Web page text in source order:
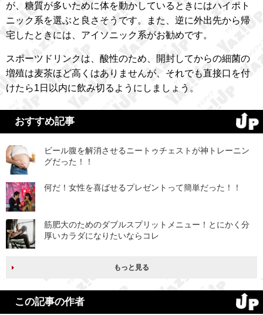
が、糖質が多いために体を動かしているときにはハイポト
ニック系を選ぶと良さそうです。また、逆に外出先から帰
宅したときには、アイソニック系がお勧めです。
スポーツドリンクは、酸性のため、開封してからの細菌の
増殖は麦茶ほど高くはありませんが、それでも直接口を付
けたら1日以内に飲み切るようにしましょう。
おすすめ記事
ビール腹を解消させるニートゥチェストが神トレーニン
グだった！！
何だ！女性を喜ばせるプレゼントって簡単だった！！
筋肥大のためのダブルスプリットメニュー！とにかく分
厚いカラダになりたいならコレ
もっと見る
この記事の作者